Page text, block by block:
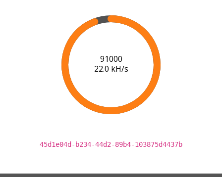
93000
21.4 kH/s
45d1e04d-b234-44d2-89b4-103875d4437b